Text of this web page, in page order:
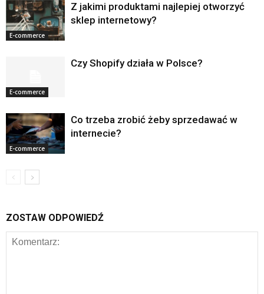
E-commerce
Z jakimi produktami najlepiej otworzyć
sklep internetowy?
E-commerce
Czy Shopify działa w Polsce?
E-commerce
Co trzeba zrobić żeby sprzedawać w
internecie?
ZOSTAW ODPOWIEDŹ